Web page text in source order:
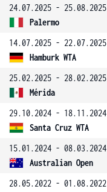
24.07.2025 - 25.08.2025
Palermo
14.07.2025 - 22.07.2025
Hamburk WTA
25.02.2025 - 28.02.2025
Mérida
29.10.2024 - 18.11.2024
Santa Cruz WTA
15.01.2024 - 08.03.2024
Australian Open
28.05.2022 - 01.08.2022